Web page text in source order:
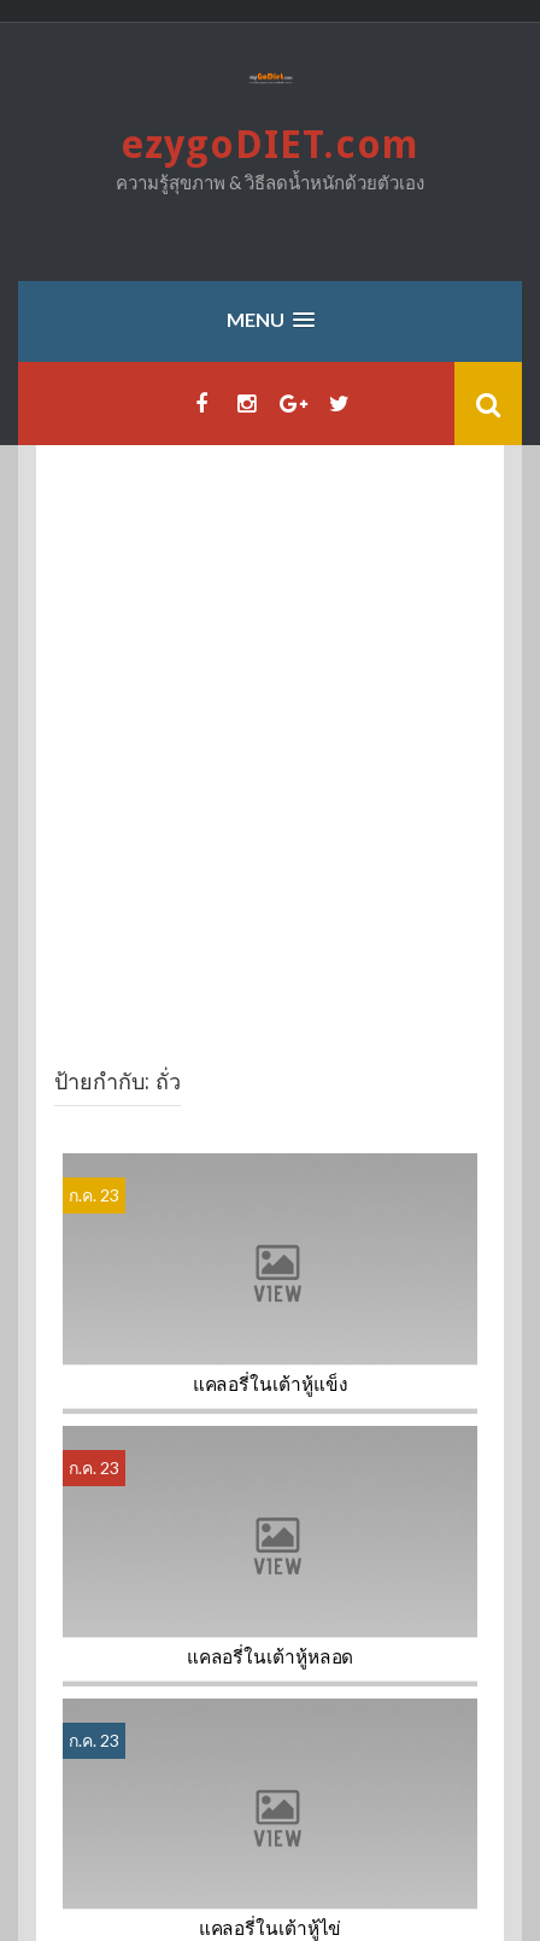
ezygoDIET.com
ความรู้สุขภาพ & วิธีลดน้ำหนักด้วยตัวเอง
MENU
ป้ายกำกับ: ถั่ว
ก.ค. 23
แคลอรี่ในเต้าหู้แข็ง
ก.ค. 23
แคลอรี่ในเต้าหู้หลอด
ก.ค. 23
แคลอรี่ในเต้าหู้ไข่